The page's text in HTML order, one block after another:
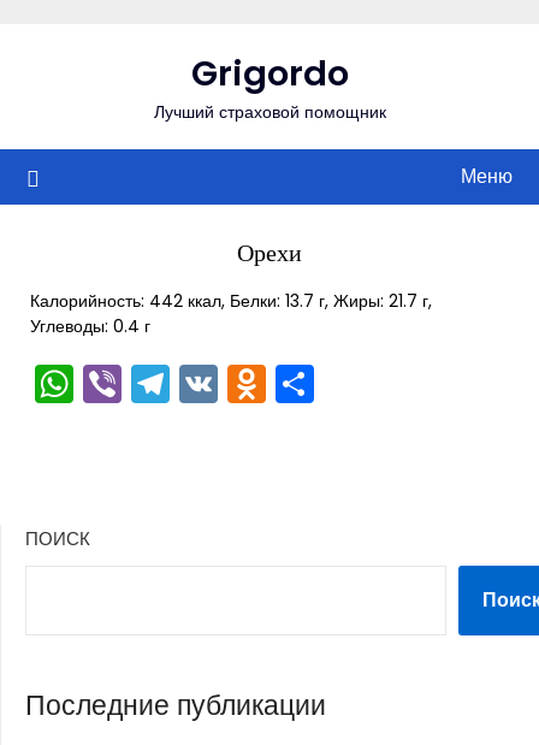
Grigordo
Лучший страховой помощник
Меню
Орехи
Калорийность: 442 ккал, Белки: 13.7 г, Жиры: 21.7 г,
Углеводы: 0.4 г
WhatsApp
ViberTelegram
VKOdnoklassniki
ПОИСК
Последние публикации